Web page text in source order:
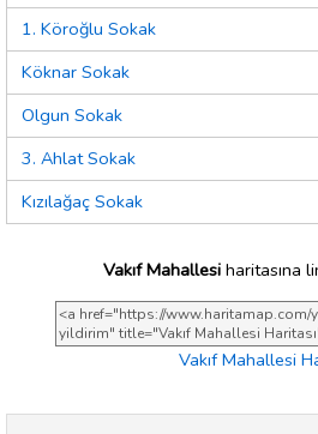
1. Köroğlu Sokak
Köknar Sokak
Olgun Sokak
3. Ahlat Sokak
Kızılağaç Sokak
Vakıf Mahallesiharitasına
Vakıf Mahallesi